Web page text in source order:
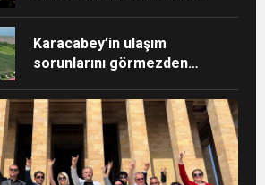
Karacabey’in ulaşım
sorunlarını görmezden